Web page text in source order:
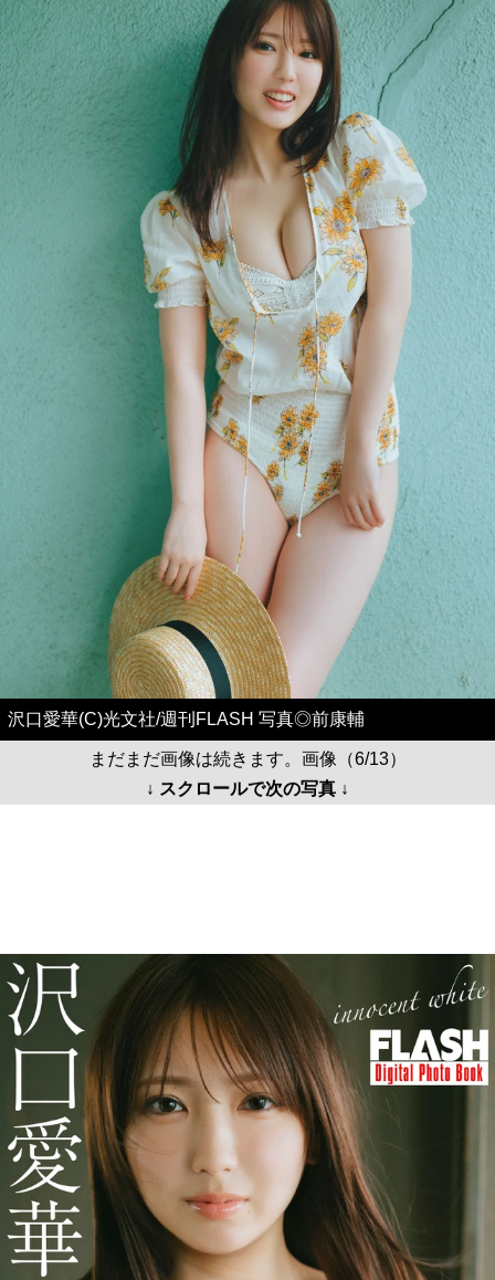
沢口愛華(C)光文社/週刊FLASH 写真◎前康輔
まだまだ画像は続きます。画像（6/13）
↓ スクロールで次の写真 ↓